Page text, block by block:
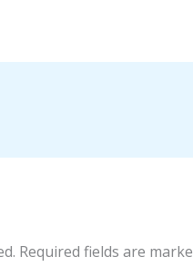
Required fields are